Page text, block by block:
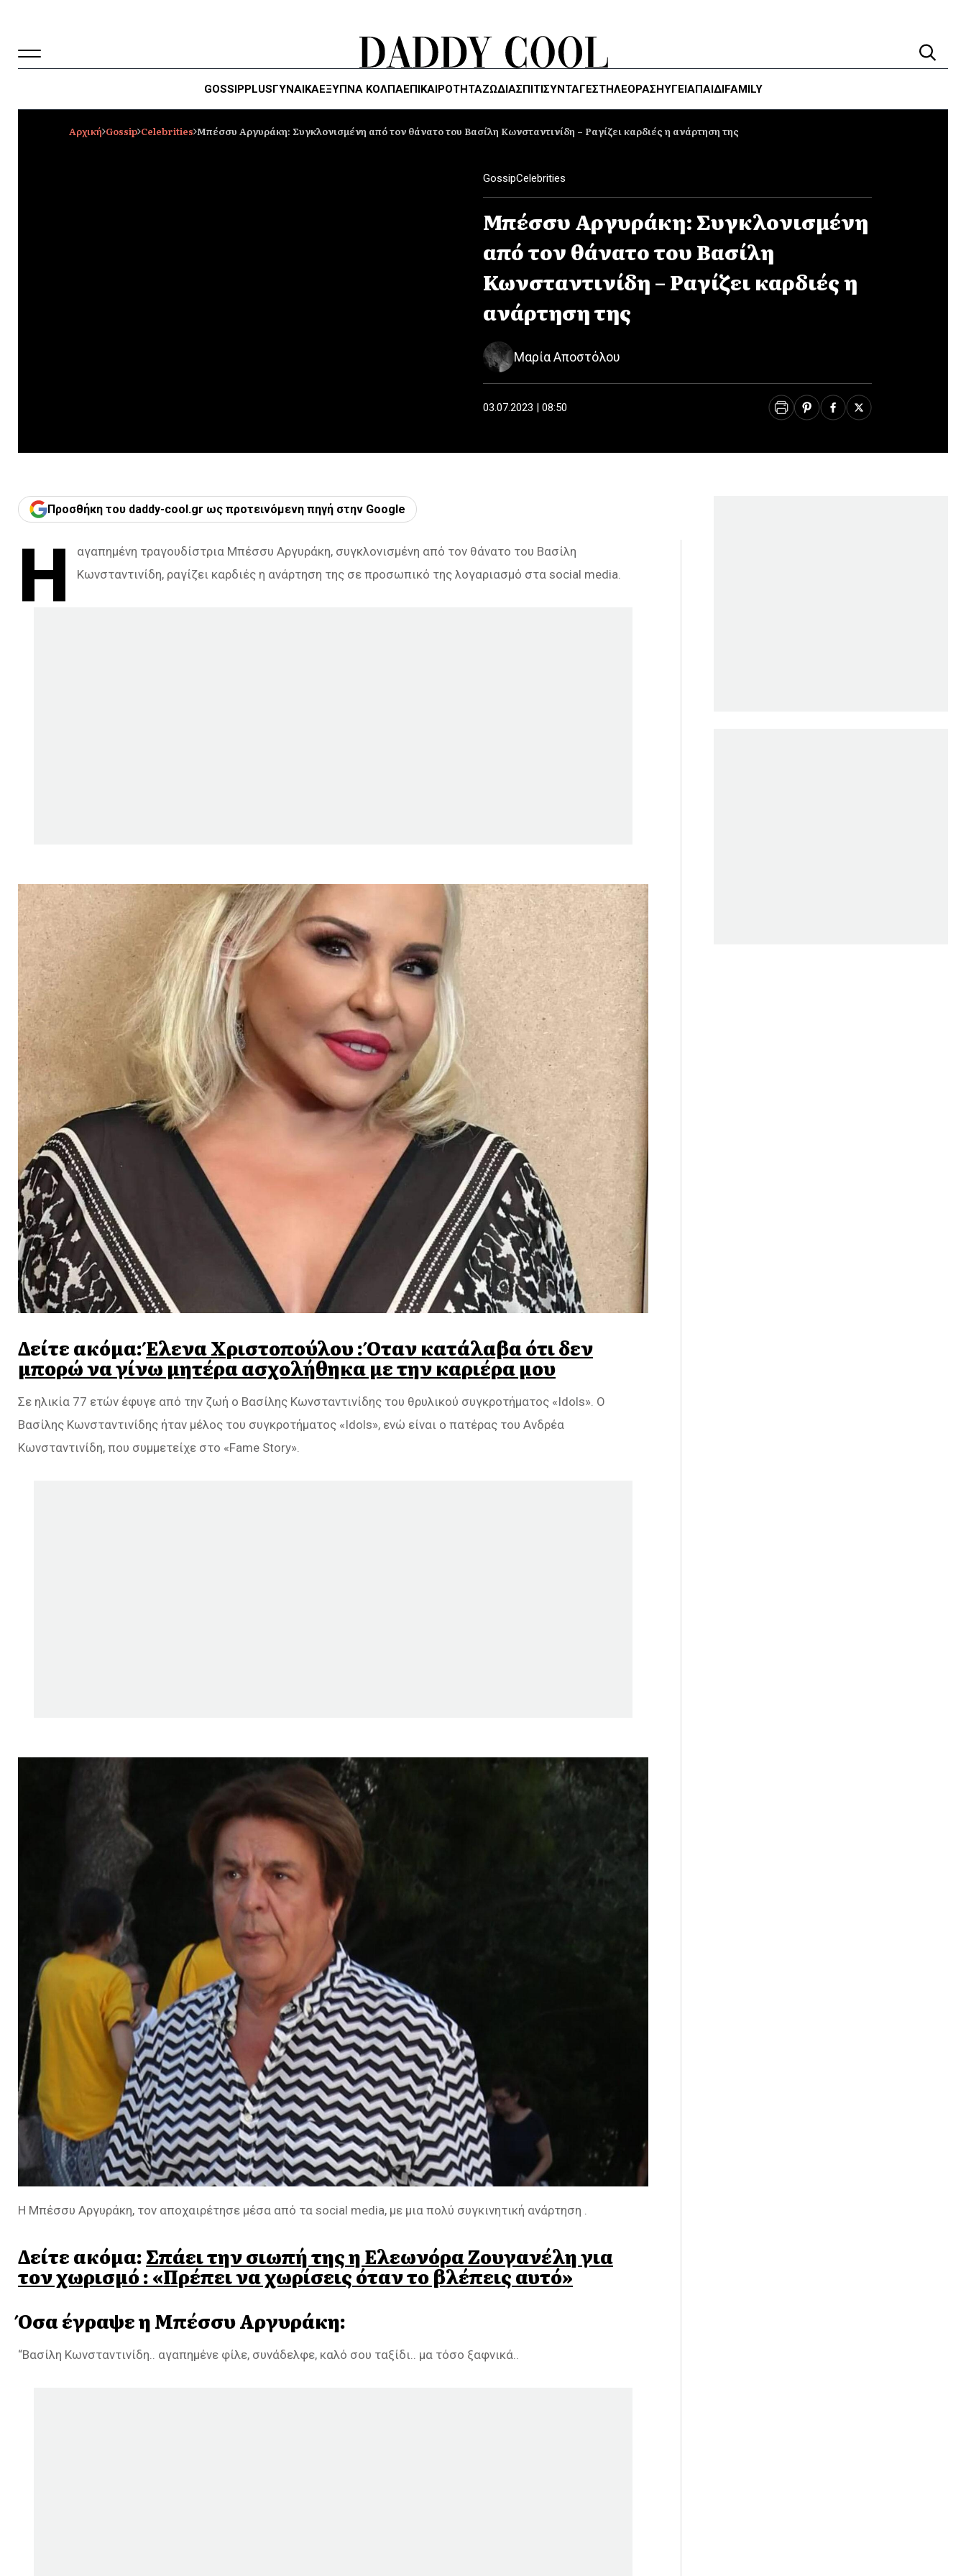
GOSSIPPLUSΓΥΝΑΙΚΑΈΞΥΠΝΑ ΚΌΛΠΑΕΠΙΚΑΙΡΟΤΗΤΑΖΏΔΙΑΣΠΙΤΙΣΥΝΤΑΓΕΣΤΗΛΕΌΡΑΣΗΥΓΕΊΑΠΑΙΔΙFAMILY
Αρχική Gossip Celebrities Μπέσσυ Αργυράκη: Συγκλονισμένη από τον θάνατο του Βασίλη Κωνσταντινίδη – Ραγίζει καρδιές η ανάρτηση της
GossipCelebrities
Μπέσσυ Αργυράκη: Συγκλονισμένη
από τον θάνατο του Βασίλη
Κωνσταντινίδη – Ραγίζει καρδιές η
ανάρτηση της
Μαρία Αποστόλου
03.07.2023 | 08:50
Προσθήκη του daddy-cool.gr ως προτεινόμενη πηγή στην Google
Η
αγαπημένη τραγουδίστρια Μπέσσυ Αργυράκη, συγκλονισμένη από τον θάνατο του Βασίλη
Κωνσταντινίδη, ραγίζει καρδιές η ανάρτηση της σε προσωπικό της λογαριασμό στα social media.
Δείτε ακόμα:Έλενα Χριστοπούλου : Όταν κατάλαβα ότι δεν
μπορώ να γίνω μητέρα ασχολήθηκα με την καριέρα μου
Σε ηλικία 77 ετών έφυγε από την ζωή ο Βασίλης Κωνσταντινίδης του θρυλικού συγκροτήματος «Idols». Ο
Βασίλης Κωνσταντινίδης ήταν μέλος του συγκροτήματος «Idols», ενώ είναι ο πατέρας του Ανδρέα
Κωνσταντινίδη, που συμμετείχε στο «Fame Story».
Η Μπέσσυ Αργυράκη, τον αποχαιρέτησε μέσα από τα social media, με μια πολύ συγκινητική ανάρτηση .
Δείτε ακόμα:Σπάει την σιωπή της η Ελεωνόρα Ζουγανέλη για
τον χωρισμό : «Πρέπει να χωρίσεις όταν το βλέπεις αυτό»
Όσα έγραψε η Μπέσσυ Αργυράκη:
“Βασίλη Κωνσταντινίδη.. αγαπημένε φίλε, συνάδελφε, καλό σου ταξίδι.. μα τόσο ξαφνικά..